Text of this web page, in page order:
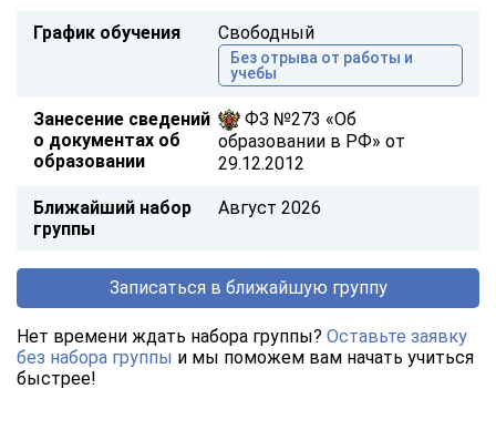
График обучения Свободный
Без отрыва от работы и
учебы
Занесение сведений
о документах об
образовании
ФЗ №273 «Об
образовании в РФ» от
29.12.2012
Ближайший набор
группы
Август 2026
Записаться в ближайшую группу
Нет времени ждать набора группы? Оставьте заявку
без набора группы и мы поможем вам начать учиться
быстрее!